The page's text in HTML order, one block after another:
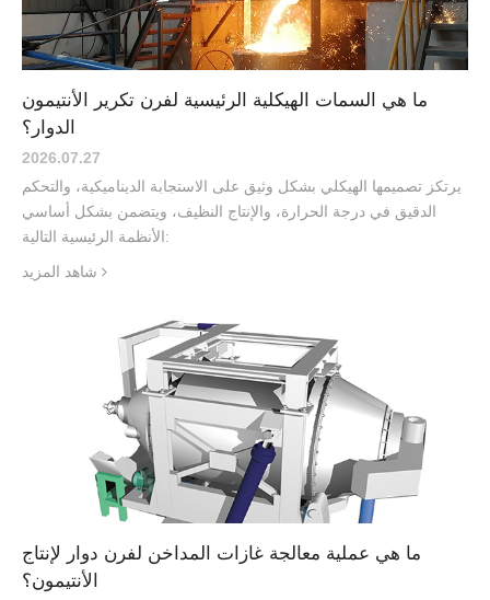
ما هي السمات الهيكلية الرئيسية لفرن تكرير الأنتيمون
الدوار؟
2026.07.27
يرتكز تصميمها الهيكلي بشكل وثيق على الاستجابة الديناميكية، والتحكم
الدقيق في درجة الحرارة، والإنتاج النظيف، ويتضمن بشكل أساسي
الأنظمة الرئيسية التالية:
ما هي عملية معالجة غازات المداخن لفرن دوار لإنتاج
الأنتيمون؟